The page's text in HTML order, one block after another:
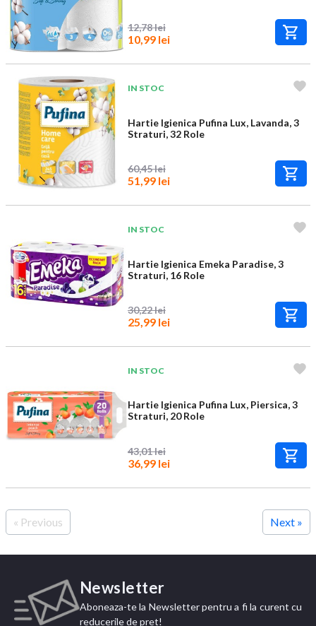
12,78 lei
10,99 lei
IN STOC
Hartie Igienica Pufina Lux, Lavanda, 3
Straturi, 32 Role
60,45 lei
51,99 lei
IN STOC
Hartie Igienica Emeka Paradise, 3
Straturi, 16 Role
30,22 lei
25,99 lei
IN STOC
Hartie Igienica Pufina Lux, Piersica, 3
Straturi, 20 Role
43,01 lei
36,99 lei
« Previous Next »
Newsletter
Aboneaza-te la Newsletter pentru a fi la curent cu
reducerile de pret!